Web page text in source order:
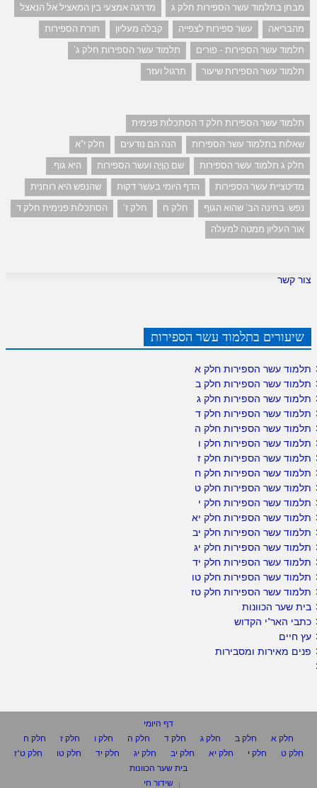
מבחן בתלמוד עשר הספירות חלק ג
מדרגה אמצעי בין המאציל אל הנאצל
מהבריאה
עשר ספירות לצפייה קבלה מעליון
תורת הספירות
תלמוד עשר הספירות - פורים
תלמוד עשר הספירות חלק ג'
תלמוד עשר הספירות שיעור
תרגול ועזר
תלמוד עשר הספירות חלק ד הסתכלות פנימית
שאלות בתלמוד עשר הספירות
הנה הם נודעים
חלק י"א
חלק ג תלמוד עשר הספירות
שם הֲוָיָה ועשר הספירות
היא גוף.
מדיטציית עשר הספירות
הדף היומי בעשר דקות
שהנפש היא רוחנית
נפש. בחינה הב' שהוא הגוף
חלק ח חלק ז'
הסתכלות פנימית חלק ד
אור העליון ממטה למעלה
צור קשר
שיעורים בתלמוד עשר הספירות
תלמוד עשר הספירות חלק א
תלמוד עשר הספירות חלק ב
תלמוד עשר הספירות חלק ג
תלמוד עשר הספירות חלק ד
תלמוד עשר הספירות חלק ה
תלמוד עשר הספירות חלק ו
תלמוד עשר הספירות חלק ז
תלמוד עשר הספירות חלק ח
תלמוד עשר הספירות חלק ט
תלמוד עשר הספירות חלק י
תלמוד עשר הספירות חלק יא
תלמוד עשר הספירות חלק יב
תלמוד עשר הספירות חלק יג
תלמוד עשר הספירות חלק יד
תלמוד עשר הספירות חלק טו
תלמוד עשר הספירות חלק טז
בית שער הכוונות
כתבי האר"י הקדוש
עץ חיים
פנים מאירות ומסבירות
דף היומי
חלק א
חלק ב חלק ג חלק ד חלק ה חלק ו חלק ז
חלק ח
חלק ט
חלק י חלק יא חלק יב חלק יג חלק יד חלק טו
חלק ט"ז
בית שער הכוונות
שידור חי